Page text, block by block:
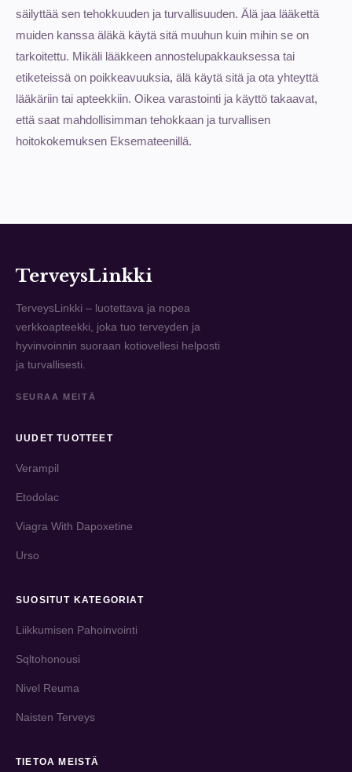
säilyttää sen tehokkuuden ja turvallisuuden. Älä jaa lääkettä
muiden kanssa äläkä käytä sitä muuhun kuin mihin se on
tarkoitettu. Mikäli lääkkeen annostelupakkauksessa tai
etiketeissä on poikkeavuuksia, älä käytä sitä ja ota yhteyttä
lääkäriin tai apteekkiin. Oikea varastointi ja käyttö takaavat,
että saat mahdollisimman tehokkaan ja turvallisen
hoitokokemuksen Eksemateenillä.
TerveysLinkki
TerveysLinkki – luotettava ja nopea
verkkoapteekki, joka tuo terveyden ja
hyvinvoinnin suoraan kotiovellesi helposti
ja turvallisesti.
SEURAA MEITÄ
UUDET TUOTTEET
Verampil
Etodolac
Viagra With Dapoxetine
Urso
SUOSITUT KATEGORIAT
Liikkumisen Pahoinvointi
Sqltohonousi
Nivel Reuma
Naisten Terveys
TIETOA MEISTÄ